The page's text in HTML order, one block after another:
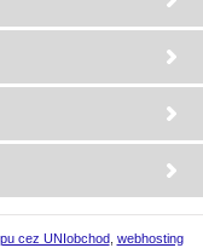
cez UNIobchod webhosting